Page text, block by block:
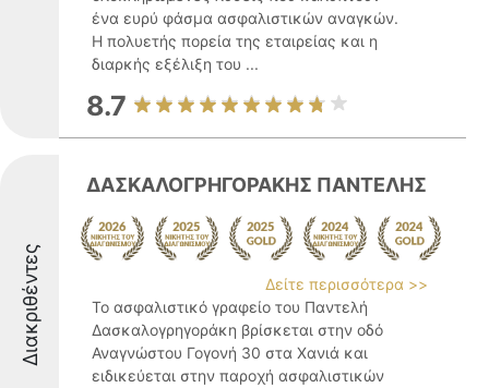
ένα ευρύ φάσμα ασφαλιστικών αναγκών.
Η πολυετής πορεία της εταιρείας και η
διαρκής εξέλιξη του ...
8.7
Διακριθέντες
ΔΑΣΚΑΛΟΓΡΗΓΟΡΑΚΗΣ ΠΑΝΤΕΛΗΣ
Δείτε περισσότερα >>
Το ασφαλιστικό γραφείο του Παντελή
Δασκαλογρηγοράκη βρίσκεται στην οδό
Αναγνώστου Γογονή 30 στα Χανιά και
ειδικεύεται στην παροχή ασφαλιστικών